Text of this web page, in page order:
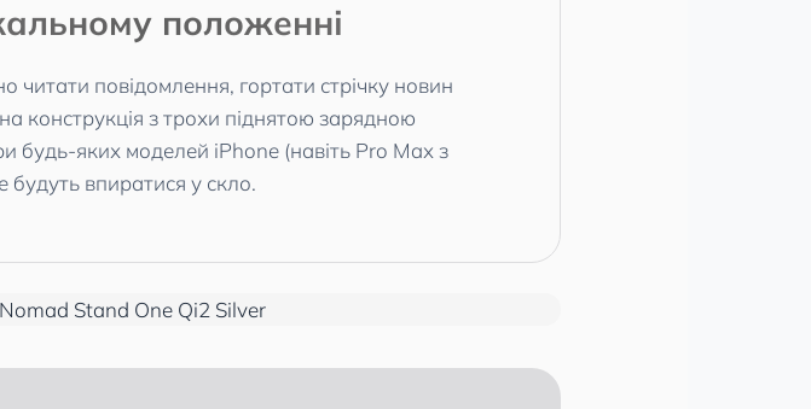
положенні
повідомлення, гортати стрічку новин
конструкція з трохи піднятою зарядною
будь-яких моделей iPhone (навіть Pro Max з
впиратися у скло.